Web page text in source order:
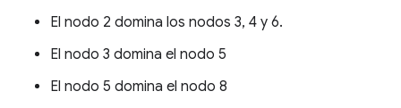
El nodo 2 domina los nodos 3, 4 y 6.
El nodo 3 domina el nodo 5
El nodo 5 domina el nodo 8